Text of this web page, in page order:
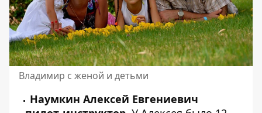
Владимир с женой и детьми
Наумкин Алексей Евгениевич